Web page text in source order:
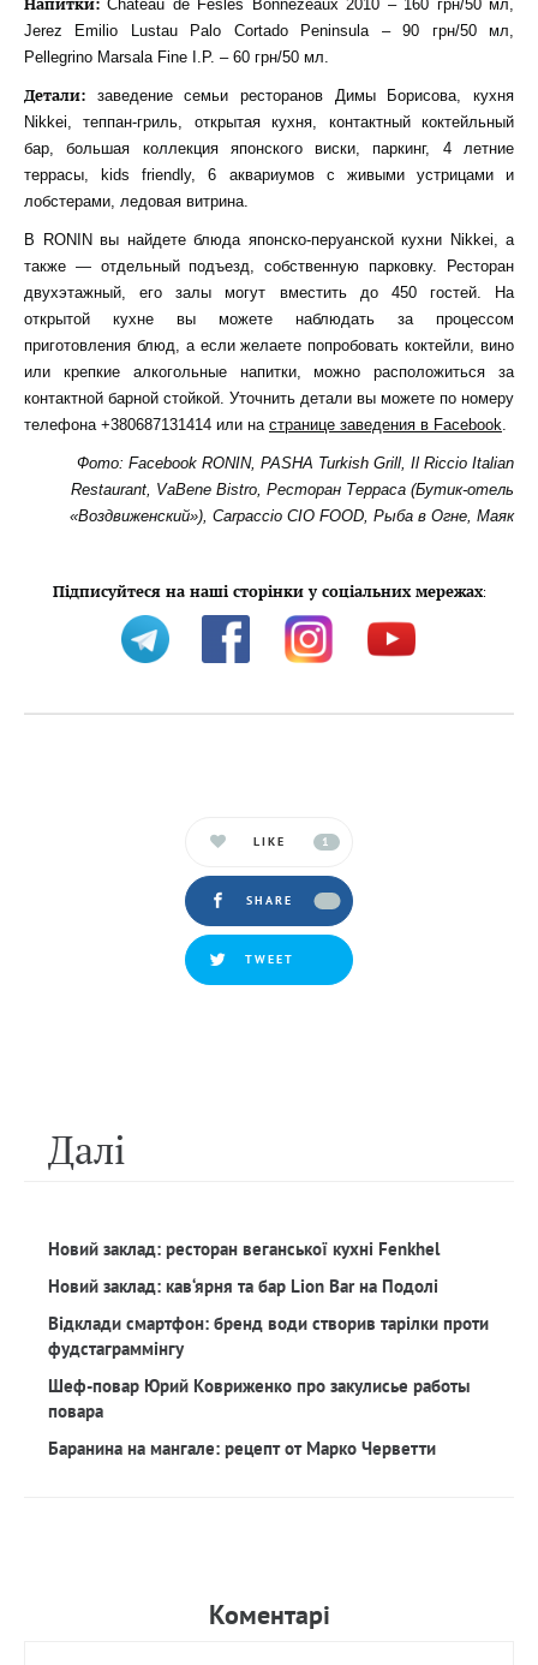
Chateau de Fesles Bonnezeaux 2010 – 160 грн/50 мл,
Jerez Emilio Lustau Palo Cortado Peninsula – 90 грн/50 мл,
Pellegrino Marsala Fine I.P. – 60 грн/50 мл.
Детали:
заведение семьи ресторанов Димы Борисова, кухня
Nikkei, теппан-гриль, открытая кухня, контактный коктейльный
бар, большая коллекция японского виски, паркинг, 4 летние
террасы, kids friendly, 6 аквариумов с живыми устрицами и
лобстерами, ледовая витрина.
В RONIN вы найдете блюда японско-перуанской кухни Nikkei, а
также — отдельный подъезд, собственную парковку. Ресторан
двухэтажный, его залы могут вместить до 450 гостей. На
открытой кухне вы можете наблюдать за процессом
приготовления блюд, а если желаете попробовать коктейли, вино
или крепкие алкогольные напитки, можно расположиться за
контактной барной стойкой. Уточнить детали вы можете по номеру
телефона +380687131414 или на странице заведения в Facebook.
Фото: Facebook RONIN, PASHA Turkish Grill, Il Riccio Italian
Restaurant, VaBene Bistro, Ресторан Терраса (Бутик-отель
«Воздвиженский»), Carpaccio CIO FOOD, Рыба в Огне, Маяк
Підписуйтеся на наші сторінки у соціальних мережах:
LIKE 1
SHARE
TWEET
Далi
Новий заклад: ресторан веганської кухні Fenkhel
Новий заклад: кав‘ярня та бар Lion Bar на Подолі
Відклади смартфон: бренд води створив тарілки проти
фудстаграммінгу
Шеф-повар Юрий Ковриженко про закулисье работы
повара
Баранина на мангале: рецепт от Марко Черветти
Коментарi